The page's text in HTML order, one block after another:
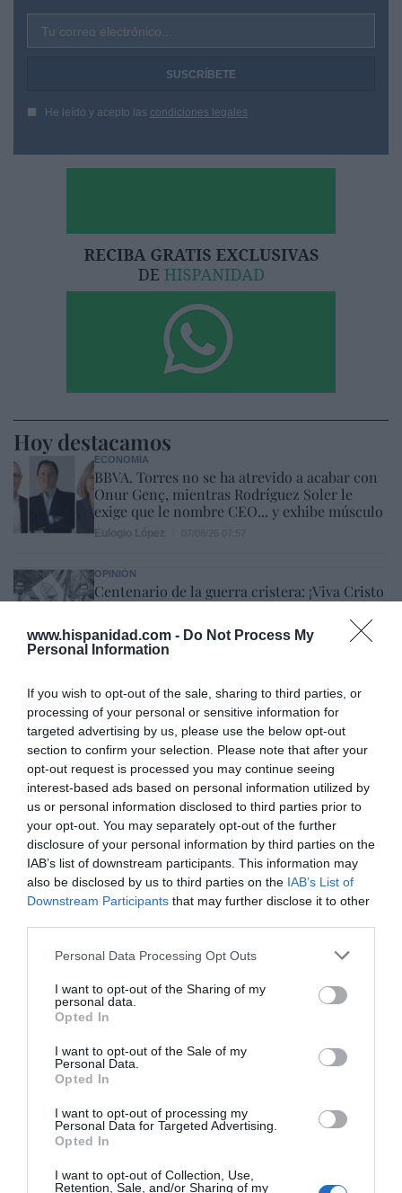
www.hispanidad.com - Do Not Process My
Personal Information
If you wish to opt-out of the sale, sharing to third parties, or
processing of your personal or sensitive information for
targeted advertising by us, please use the below opt-out
section to confirm your selection. Please note that after your
opt-out request is processed you may continue seeing
interest-based ads based on personal information utilized by
us or personal information disclosed to third parties prior to
your opt-out. You may separately opt-out of the further
disclosure of your personal information by third parties on the
IAB’s list of downstream participants. This information may
also be disclosed by us to third parties on the IAB’s List of
Downstream Participants that may further disclose it to other
Personal Data Processing Opt Outs
I want to opt-out of the Sharing of my
personal data.
Opted In
I want to opt-out of the Sale of my
Personal Data.
Opted In
I want to opt-out of processing my
Personal Data for Targeted Advertising.
Opted In
I want to opt-out of Collection, Use,
Retention, Sale, and/or Sharing of my
Tu correo electrónico...
He leído y acepto las condiciones legales
Hoy destacamos
ECONOMÍA
BBVA. Torres no se ha atrevido a acabar con
Onur Genç, mientras Rodríguez Soler le
exige que le nombre CEO... y exhibe músculo
OPINIÓN
Centenario de la guerra cristera: ¡Viva Cristo
Rey!
José Vicente Martínez 07/08/26 08:41
No toda crítica a un obispo supone una falta
de respeto
Gonzalo Sáenz 07/08/26 08:38
ECONOMÍA
Telefónica. Situación límite: bronca en Reino
Unido, el riesgo de deuda en el alero... y
Enrique Goñi reivindica la Presidencia
Eulogio López 06/08/26 16:47
ECONOMÍA
Disney cree que sus acciones están
infravaloradas y hará más recompras
ECONOMÍA
Siemens baja en bolsa, pese a que vuelve a
elevar previsiones, tras un trimestre récord
Cristina Martín 06/08/26 15:12
OPINIÓN
abandonado a su país, porque Ceuta es
España. Tenemos un Gobierno en
connivencia con Marruecos”: acusa una ceutí
Hispanidad 06/08/26 11:30